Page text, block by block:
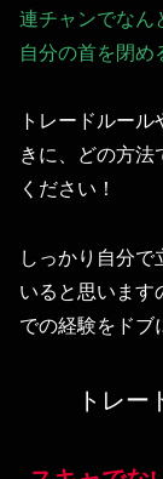
連チャンでなん
自分の首を閉め
トレードルー
きに、どの方法
ください！
しっかり自分で
いると思います
での経験をドブ
トレー